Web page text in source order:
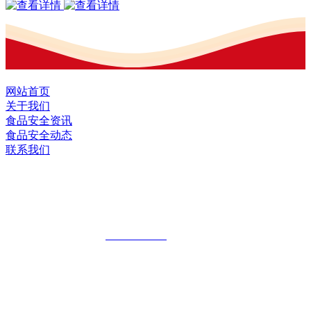
网站首页
关于我们
食品安全资讯
食品安全动态
联系我们